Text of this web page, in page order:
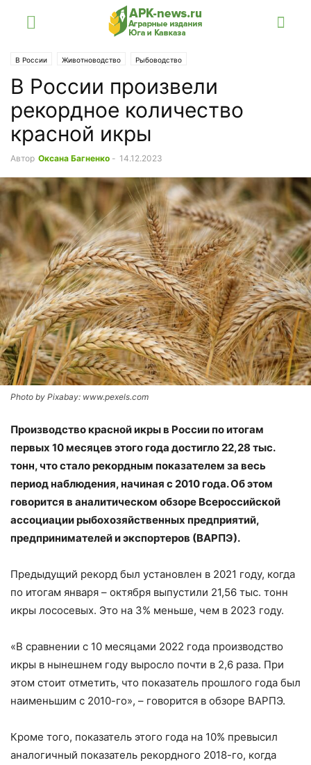
В России Животноводство Рыбоводство
В России произвели
рекордное количество
красной икры
Автор Оксана Багненко - 14.12.2023
Photo by Pixabay: www.pexels.com
Производство красной икры в России по итогам
первых 10 месяцев этого года достигло 22,28 тыс.
тонн, что стало рекордным показателем за весь
период наблюдения, начиная с 2010 года. Об этом
говорится в аналитическом обзоре Всероссийской
ассоциации рыбохозяйственных предприятий,
предпринимателей и экспортеров (ВАРПЭ).
Предыдущий рекорд был установлен в 2021 году, когда
по итогам января – октября выпустили 21,56 тыс. тонн
икры лососевых. Это на 3% меньше, чем в 2023 году.
«В сравнении с 10 месяцами 2022 года производство
икры в нынешнем году выросло почти в 2,6 раза. При
этом стоит отметить, что показатель прошлого года был
наименьшим с 2010-го», – говорится в обзоре ВАРПЭ.
Кроме того, показатель этого года на 10% превысил
аналогичный показатель рекордного 2018-го, когда